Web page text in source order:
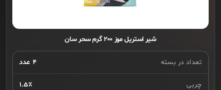
شیر استریل موز ۲۰۰ گرم سحر سان
تعداد در بسته ۴ عدد
چربی ۱.۵٪